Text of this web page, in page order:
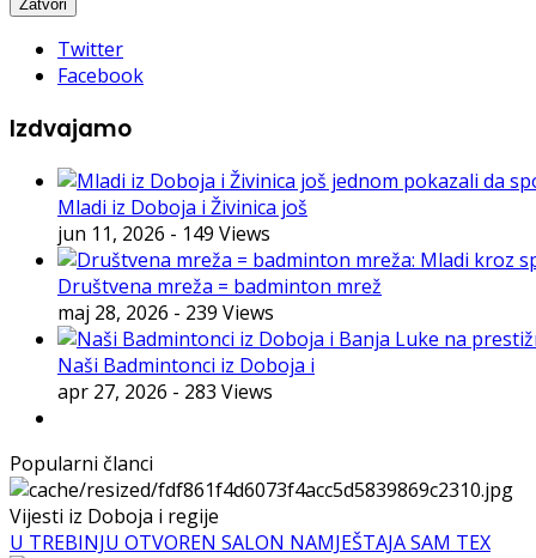
Twitter
Facebook
Izdvajamo
Mladi iz Doboja i Živinica još
jun 11, 2026 - 149 Views
Društvena mreža = badminton mrež
maj 28, 2026 - 239 Views
Naši Badmintonci iz Doboja i
apr 27, 2026 - 283 Views
Popularni članci
Vijesti iz Doboja i regije
U TREBINJU OTVOREN SALON NAMJEŠTAJA SAM TEX